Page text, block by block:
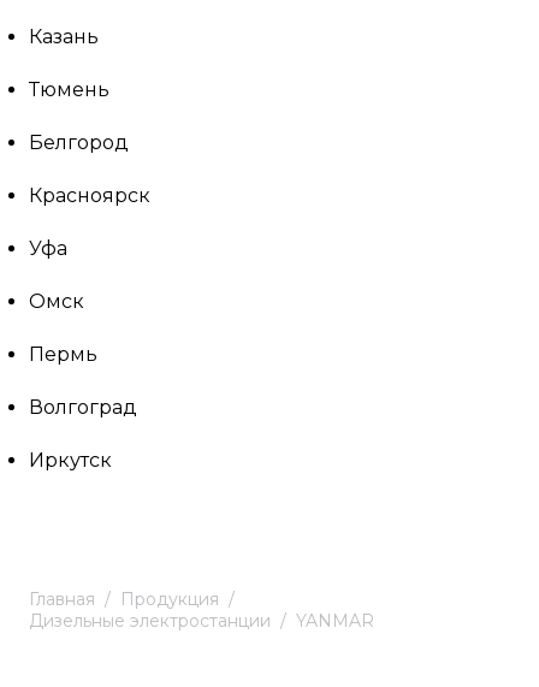
Казань
Тюмень
Белгород
Красноярск
Уфа
Омск
Пермь
Волгоград
Иркутск
Главная
Продукция
Дизельные электростанции
YANMAR